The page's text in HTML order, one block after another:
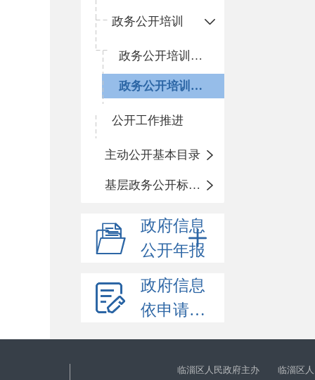
政务公开培训
政务公开培训计划
政务公开培训开展情况
公开工作推进
主动公开基本目录
基层政务公开标准化目录
政府信息
公开年报
政府信息
依申请公开
临淄区人民政府主办 临淄区人